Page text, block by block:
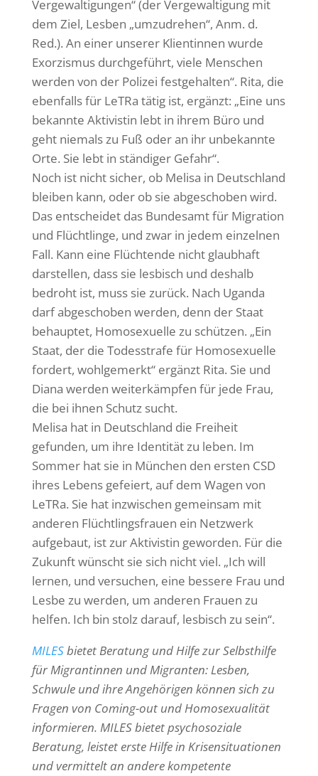
Vergewaltigungen“ (der Vergewaltigung mit
dem Ziel, Lesben „umzudrehen“, Anm. d.
Red.). An einer unserer Klientinnen wurde
Exorzismus durchgeführt, viele Menschen
werden von der Polizei festgehalten“. Rita, die
ebenfalls für LeTRa tätig ist, ergänzt: „Eine uns
bekannte Aktivistin lebt in ihrem Büro und
geht niemals zu Fuß oder an ihr unbekannte
Orte. Sie lebt in ständiger Gefahr“.
Noch ist nicht sicher, ob Melisa in Deutschland
bleiben kann, oder ob sie abgeschoben wird.
Das entscheidet das Bundesamt für Migration
und Flüchtlinge, und zwar in jedem einzelnen
Fall. Kann eine Flüchtende nicht glaubhaft
darstellen, dass sie lesbisch und deshalb
bedroht ist, muss sie zurück. Nach Uganda
darf abgeschoben werden, denn der Staat
behauptet, Homosexuelle zu schützen. „Ein
Staat, der die Todesstrafe für Homosexuelle
fordert, wohlgemerkt“ ergänzt Rita. Sie und
Diana werden weiterkämpfen für jede Frau,
die bei ihnen Schutz sucht.
Melisa hat in Deutschland die Freiheit
gefunden, um ihre Identität zu leben. Im
Sommer hat sie in München den ersten CSD
ihres Lebens gefeiert, auf dem Wagen von
LeTRa. Sie hat inzwischen gemeinsam mit
anderen Flüchtlingsfrauen ein Netzwerk
aufgebaut, ist zur Aktivistin geworden. Für die
Zukunft wünscht sie sich nicht viel. „Ich will
lernen, und versuchen, eine bessere Frau und
Lesbe zu werden, um anderen Frauen zu
helfen. Ich bin stolz darauf, lesbisch zu sein“.
MILESbietet Beratung und Hilfe zur Selbsthilfe
für Migrantinnen und Migranten: Lesben,
Schwule und ihre Angehörigen können sich zu
Fragen von Coming-out und Homosexualität
informieren. MILES bietet psychosoziale
Beratung, leistet erste Hilfe in Krisensituationen
und vermittelt an andere kompetente